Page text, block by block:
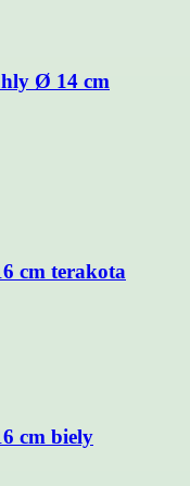
Ø 14 cm
cm terakota
cm biely